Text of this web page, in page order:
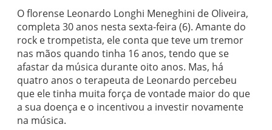
O florense Leonardo Longhi Meneghini de Oliveira,
completa 30 anos nesta sexta-feira (6). Amante do
rock e trompetista, ele conta que teve um tremor
nas mãos quando tinha 16 anos, tendo que se
afastar da música durante oito anos. Mas, há
quatro anos o terapeuta de Leonardo percebeu
que ele tinha muita força de vontade maior do que
a sua doença e o incentivou a investir novamente
na música.